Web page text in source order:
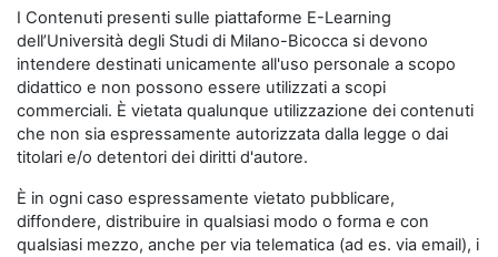
I Contenuti presenti sulle piattaforme E-Learning
dell’Università degli Studi di Milano-Bicocca si devono
intendere destinati unicamente all'uso personale a scopo
didattico e non possono essere utilizzati a scopi
commerciali. È vietata qualunque utilizzazione dei contenuti
che non sia espressamente autorizzata dalla legge o dai
titolari e/o detentori dei diritti d'autore.
È in ogni caso espressamente vietato pubblicare,
diffondere, distribuire in qualsiasi modo o forma e con
qualsiasi mezzo, anche per via telematica (ad es. via email), i